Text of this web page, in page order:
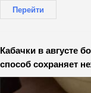
Перейти
Кабачки в августе
способ сохраняет